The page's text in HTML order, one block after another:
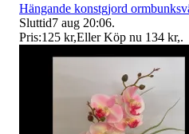
Hängande konstgjord
Sluttid7 aug 20:06.
Pris:125 kr,Eller Köp nu 134 kr,.